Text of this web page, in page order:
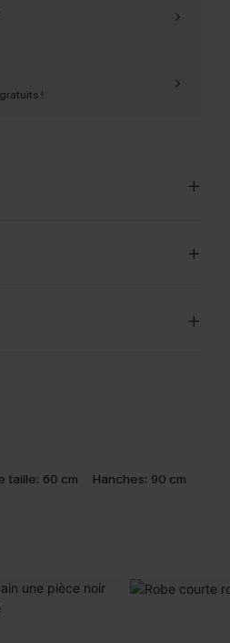
!
taille: 60 cm Hanches: 90 cm